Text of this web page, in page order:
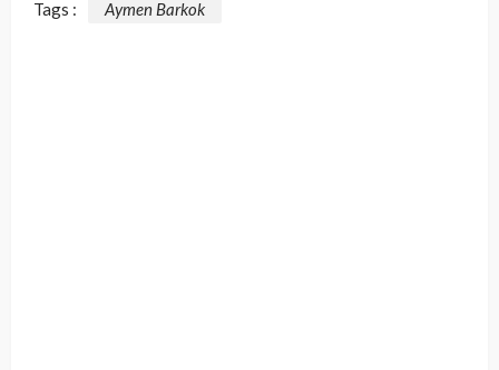
Tags : Aymen Barkok